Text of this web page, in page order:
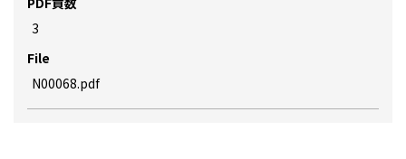
3
File
N00068.pdf